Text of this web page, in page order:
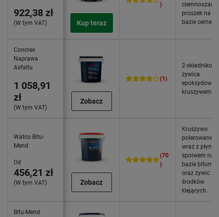
922,38 zł
(W tym VAT) Kup teraz
)
ciemnoszary
proszek na
bazie
Concrex
Naprawa
Asfaltu
1 058,91
zł
(W tym VAT)
Zobacz
(1)
2-
żywica
epoksydowa z
kruszywem
Watco Bitu-
Mend
Od
456,21 zł
(W tym VAT) Zobacz
(70
)
Kruszywo
polerowane
wraz z
spoiwem na
bazie bitumu
oraz żywic i
środków
klejących.
Bitu-Mend